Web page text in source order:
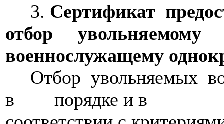
3. Сертификат
отбор увольняемому
военнослужащему
Отбор увольняемых
в порядке и в